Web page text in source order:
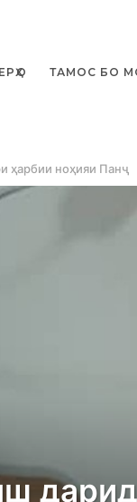
ТАМОС БО
ҳарбии ноҳияи Панҷ